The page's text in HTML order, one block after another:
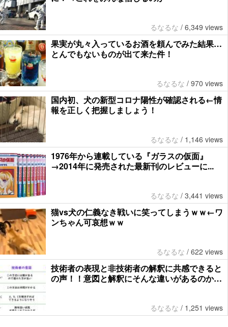
るなるな / 6,349 views
果実が丸々入っているお酒を頼んでみた結果…
とんでもないものが出て来た件！
るなるな / 970 views
国内初、犬の新型コロナ陽性が確認される←情
報を正しく把握しましょう！
るなるな / 1,146 views
1976年から連載している『ガラスの仮面』
→2014年に発売された最新刊のレビューに...
るなるな / 3,441 views
猫vs犬の仁義なき戦いに笑ってしまうｗｗ←ワ
ンちゃん可哀想ｗｗ
るなるな / 622 views
技術者の表現と非技術者の解釈に共感できると
の声！！意図と解釈にそんな違いがあるのか…
るなるな / 1,251 views